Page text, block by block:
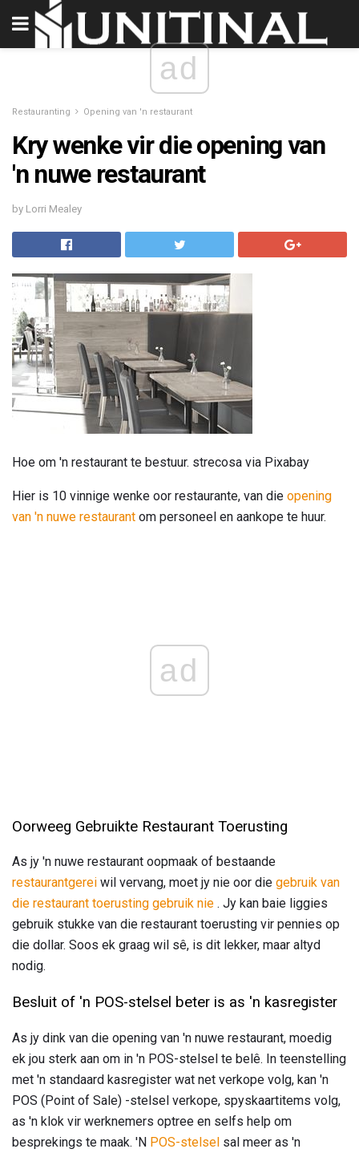
ad
Restauranting Opening van 'n restaurant
Kry wenke vir die opening van
'n nuwe restaurant
by Lorri Mealey
Hoe om 'n restaurant te bestuur. strecosa via Pixabay
Hier is 10 vinnige wenke oor restaurante, van die opening
van 'n nuwe restaurant om personeel en aankope te huur.
ad
Oorweeg Gebruikte Restaurant Toerusting
As jy 'n nuwe restaurant oopmaak of bestaande
restaurantgerei wil vervang, moet jy nie oor die gebruik van
die restaurant toerusting gebruik nie . Jy kan baie liggies
gebruik stukke van die restaurant toerusting vir pennies op
die dollar. Soos ek graag wil sê, is dit lekker, maar altyd
nodig.
Besluit of 'n POS-stelsel beter is as 'n kasregister
As jy dink van die opening van 'n nuwe restaurant, moedig
ek jou sterk aan om in 'n POS-stelsel te belê. In teenstelling
met 'n standaard kasregister wat net verkope volg, kan 'n
POS (Point of Sale) -stelsel verkope, spyskaartitems volg,
as 'n klok vir werknemers optree en selfs help om
besprekings te maak. 'N POS-stelsel sal meer as 'n